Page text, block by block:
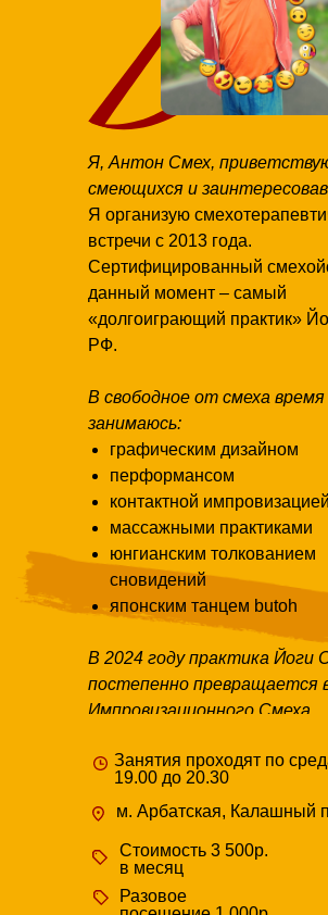
Я, Антон Смех,
смеющихся и
Я организую
встречи с 2013 года.
Сертифицированный
данный момент – самый
«долгоиграющий практик»
РФ.
В свободное от смеха время
занимаюсь:
графическим дизайном
перформансом
контактной импровизацией
массажными практиками
юнгианским толкованием
сновидений
японским танцем butoh
В 2024 году практика Йоги
постепенно превращается
Импровизационного Смеха.
Занятия проходят по
19.00 до 20.30
м. Арбатская, Калашный
Стоимость 3 500р.
в месяц
Разовое